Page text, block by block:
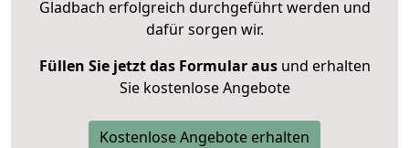
Gladbach erfolgreich durchgeführt werden und
dafür sorgen wir.
Füllen Sie jetzt das Formular ausund erhalten
Sie kostenlose Angebote
Kostenlose Angebote erhalten